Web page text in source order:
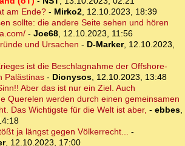
am Ende?- Mirko2, 12.10.2023, 18:39
sollte: die andere Seite sehen und hören
- Joe68, 12.10.2023, 11:56
und Ursachen - D-Marker, 12.10.2023,
ist die Beschlagnahme der Offshore-
Palästinas - Dionysos, 12.10.2023, 13:48
Aber das ist nur ein Ziel. Auch
Querelen werden durch einen gemeinsamen
Das Wichtigste für die Welt ist aber, - ebbes,
ja längst gegen Völkerrecht... -
, 12.10.2023, 17:00